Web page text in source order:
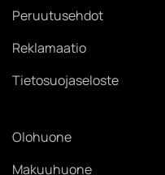
Peruutusehdot
Reklamaatio
Tietosuojaseloste
Olohuone
Makuuhuone